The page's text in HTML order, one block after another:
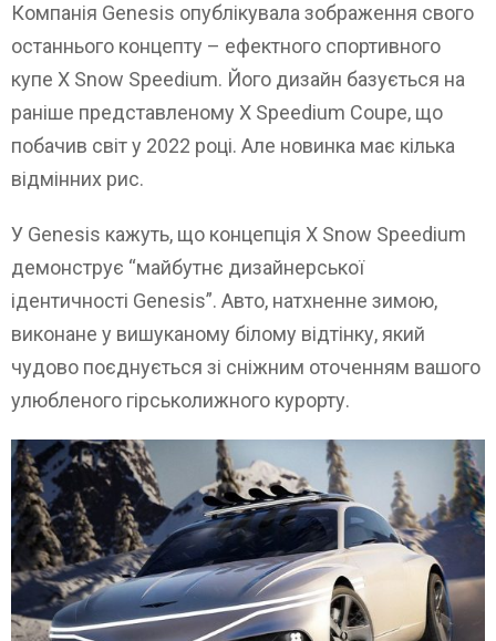
Компанія Genesis опублікувала зображення свого
останнього концепту – ефектного спортивного
купе X Snow Speedium. Його дизайн базується на
раніше представленому X Speedium Coupe, що
побачив світ у 2022 році. Але новинка має кілька
відмінних рис.
У Genesis кажуть, що концепція X Snow Speedium
демонструє “майбутнє дизайнерської
ідентичності Genesis”. Авто, натхненне зимою,
виконане у вишуканому білому відтінку, який
чудово поєднується зі сніжним оточенням вашого
улюбленого гірськолижного курорту.